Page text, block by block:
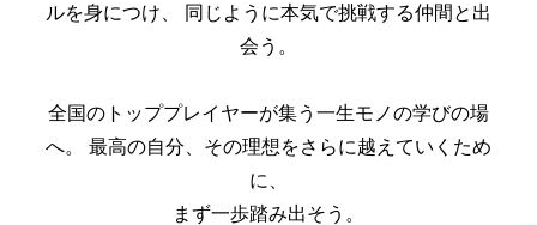
ルを身につけ、
同じように本気で挑戦する仲間と出
会う。
全国のトッププレイヤーが集う一生モノの学びの場
へ。
最高の自分、その理想をさらに越えていくため
に、
まず一歩踏み出そう。